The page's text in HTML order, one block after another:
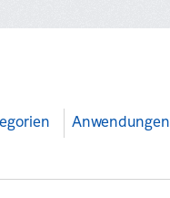
Anwendungen